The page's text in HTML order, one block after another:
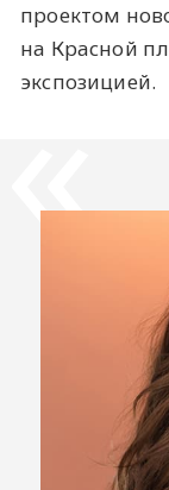
проектом
на Красной
экспозицией.